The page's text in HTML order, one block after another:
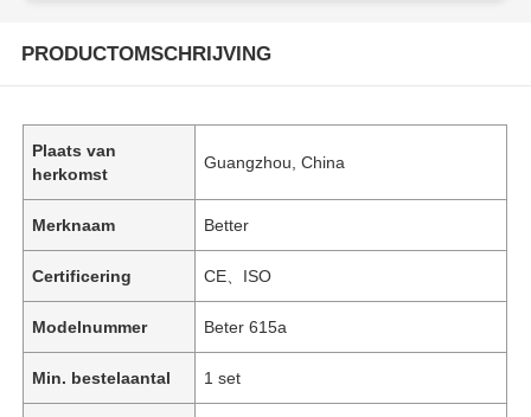
PRODUCTOMSCHRIJVING
Plaats van
herkomst
Guangzhou, China
Merknaam Better
Certificering CE、ISO
Modelnummer Beter 615a
Min. bestelaantal 1 set